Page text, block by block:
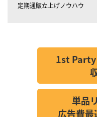
定期通販立上げノウハウ
1st
単品
広告費最